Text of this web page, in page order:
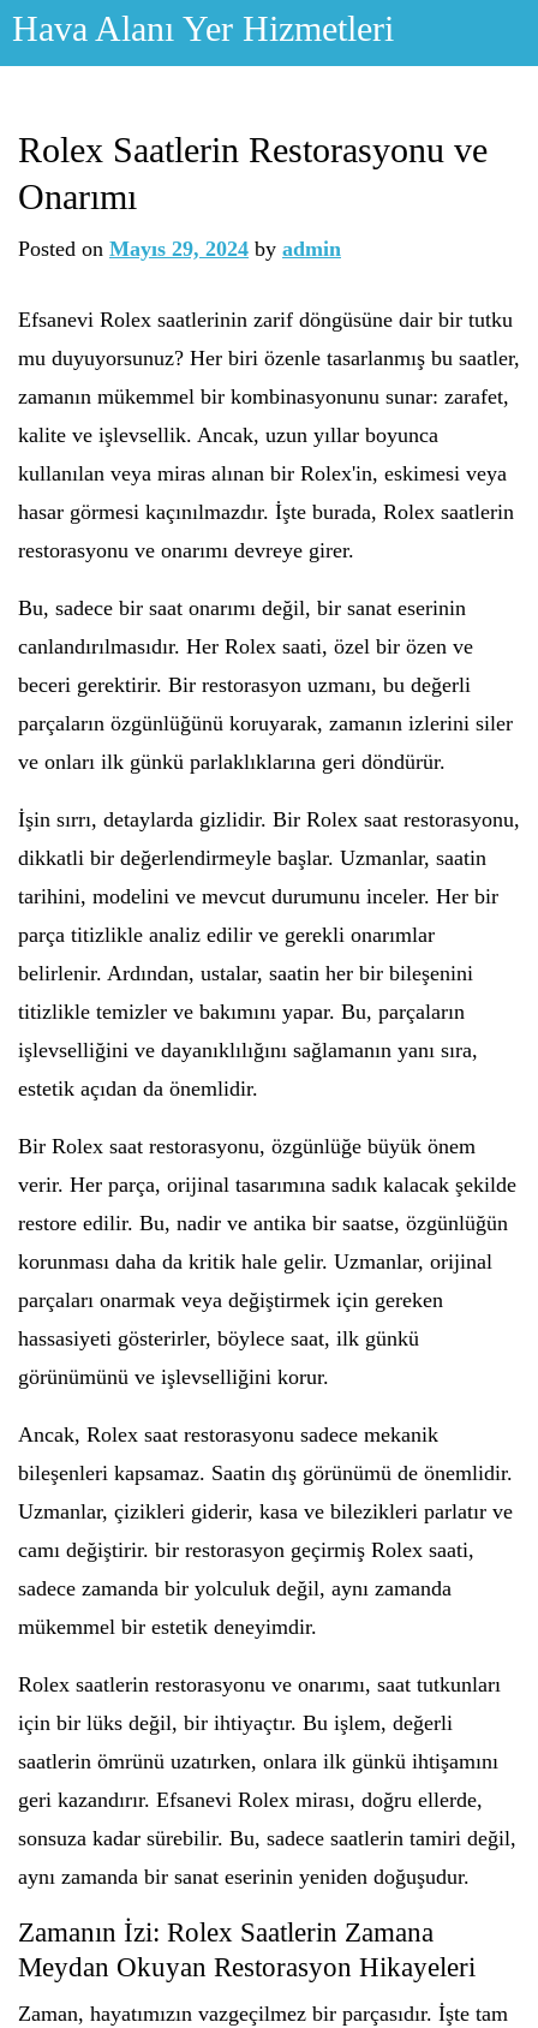
Skip
Hava Alanı Yer Hizmetleri
Rolex Saatlerin Restorasyonu ve
Onarımı
Posted on Mayıs 29, 2024 by admin
Efsanevi Rolex saatlerinin zarif döngüsüne dair bir tutku
mu duyuyorsunuz? Her biri özenle tasarlanmış bu saatler,
zamanın mükemmel bir kombinasyonunu sunar: zarafet,
kalite ve işlevsellik. Ancak, uzun yıllar boyunca
kullanılan veya miras alınan bir Rolex'in, eskimesi veya
hasar görmesi kaçınılmazdır. İşte burada, Rolex saatlerin
restorasyonu ve onarımı devreye girer.
Bu, sadece bir saat onarımı değil, bir sanat eserinin
canlandırılmasıdır. Her Rolex saati, özel bir özen ve
beceri gerektirir. Bir restorasyon uzmanı, bu değerli
parçaların özgünlüğünü koruyarak, zamanın izlerini siler
ve onları ilk günkü parlaklıklarına geri döndürür.
İşin sırrı, detaylarda gizlidir. Bir Rolex saat restorasyonu,
dikkatli bir değerlendirmeyle başlar. Uzmanlar, saatin
tarihini, modelini ve mevcut durumunu inceler. Her bir
parça titizlikle analiz edilir ve gerekli onarımlar
belirlenir. Ardından, ustalar, saatin her bir bileşenini
titizlikle temizler ve bakımını yapar. Bu, parçaların
işlevselliğini ve dayanıklılığını sağlamanın yanı sıra,
estetik açıdan da önemlidir.
Bir Rolex saat restorasyonu, özgünlüğe büyük önem
verir. Her parça, orijinal tasarımına sadık kalacak şekilde
restore edilir. Bu, nadir ve antika bir saatse, özgünlüğün
korunması daha da kritik hale gelir. Uzmanlar, orijinal
parçaları onarmak veya değiştirmek için gereken
hassasiyeti gösterirler, böylece saat, ilk günkü
görünümünü ve işlevselliğini korur.
Ancak, Rolex saat restorasyonu sadece mekanik
bileşenleri kapsamaz. Saatin dış görünümü de önemlidir.
Uzmanlar, çizikleri giderir, kasa ve bilezikleri parlatır ve
camı değiştirir. bir restorasyon geçirmiş Rolex saati,
sadece zamanda bir yolculuk değil, aynı zamanda
mükemmel bir estetik deneyimdir.
Rolex saatlerin restorasyonu ve onarımı, saat tutkunları
için bir lüks değil, bir ihtiyaçtır. Bu işlem, değerli
saatlerin ömrünü uzatırken, onlara ilk günkü ihtişamını
geri kazandırır. Efsanevi Rolex mirası, doğru ellerde,
sonsuza kadar sürebilir. Bu, sadece saatlerin tamiri değil,
aynı zamanda bir sanat eserinin yeniden doğuşudur.
Zamanın İzi: Rolex Saatlerin Zamana
Meydan Okuyan Restorasyon Hikayeleri
Zaman, hayatımızın vazgeçilmez bir parçasıdır. İşte tam